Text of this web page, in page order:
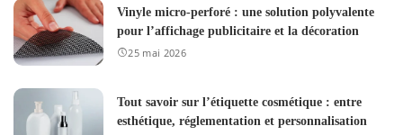
Vinyle micro-perforé : une solution polyvalente
pour l’affichage publicitaire et la décoration
25 mai 2026
Tout savoir sur l’étiquette cosmétique : entre
esthétique, réglementation et personnalisation